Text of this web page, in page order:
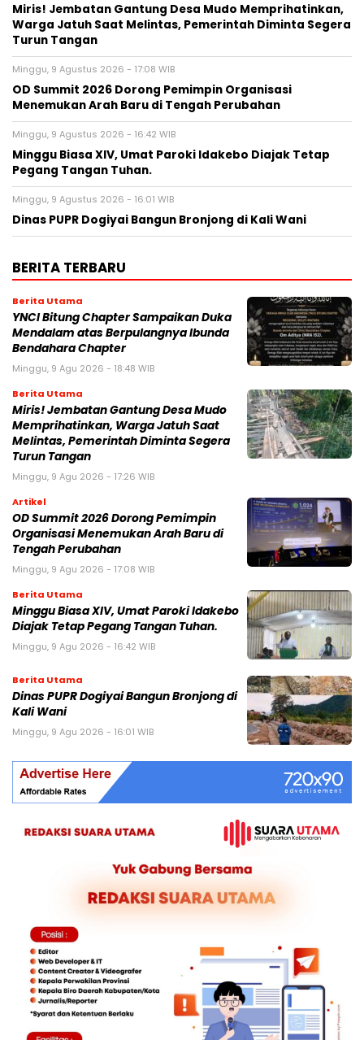
Miris! Jembatan Gantung Desa Mudo Memprihatinkan,
Warga Jatuh Saat Melintas, Pemerintah Diminta Segera
Turun Tangan
Minggu, 9 Agustus 2026 - 17:08 WIB
OD Summit 2026 Dorong Pemimpin Organisasi
Menemukan Arah Baru di Tengah Perubahan
Minggu, 9 Agustus 2026 - 16:42 WIB
Minggu Biasa XIV, Umat Paroki Idakebo Diajak Tetap
Pegang Tangan Tuhan.
Minggu, 9 Agustus 2026 - 16:01 WIB
Dinas PUPR Dogiyai Bangun Bronjong di Kali Wani
BERITA TERBARU
Berita Utama
YNCI Bitung Chapter Sampaikan Duka
Mendalam atas Berpulangnya Ibunda
Bendahara Chapter
Minggu, 9 Agu 2026 - 18:48 WIB
Berita Utama
Miris! Jembatan Gantung Desa Mudo
Memprihatinkan, Warga Jatuh Saat
Melintas, Pemerintah Diminta Segera
Turun Tangan
Minggu, 9 Agu 2026 - 17:26 WIB
Artikel
OD Summit 2026 Dorong Pemimpin
Organisasi Menemukan Arah Baru di
Tengah Perubahan
Minggu, 9 Agu 2026 - 17:08 WIB
Berita Utama
Minggu Biasa XIV, Umat Paroki Idakebo
Diajak Tetap Pegang Tangan Tuhan.
Minggu, 9 Agu 2026 - 16:42 WIB
Berita Utama
Dinas PUPR Dogiyai Bangun Bronjong di
Kali Wani
Minggu, 9 Agu 2026 - 16:01 WIB